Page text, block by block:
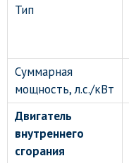
Тип
Суммарная
мощность, л.с./кВт
Двигатель
внутреннего
сгорания